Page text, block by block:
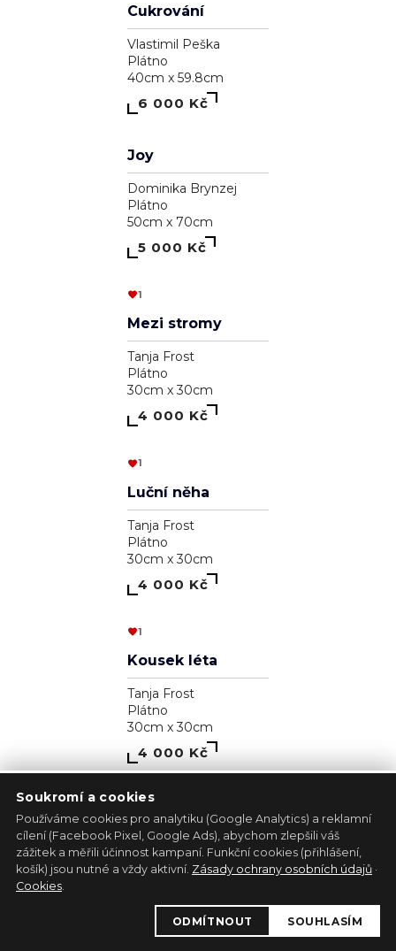
V roku draka
Ľudovít Ševčík
70cm x 80cm
"Zrcadlení"
Plátno
15 810 Kč
Pavol Tarasovič
Jiný podklad
Soukromí a cookies
Používáme cookies pro analytiku (Google Analytics) a reklamní
cílení (Facebook Pixel, Google Ads), abychom zlepšili váš
zážitek a měřili účinnost kampaní. Funkční cookies (přihlášení,
košík) jsou nutné a vždy aktivní. Zásady ochrany osobních údajů ·
Cookies.
ODMÍTNOUT SOUHLASÍM